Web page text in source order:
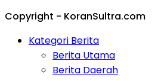
Copyright - KoranSultra.com
Kategori Berita
Berita Utama
Berita Daerah